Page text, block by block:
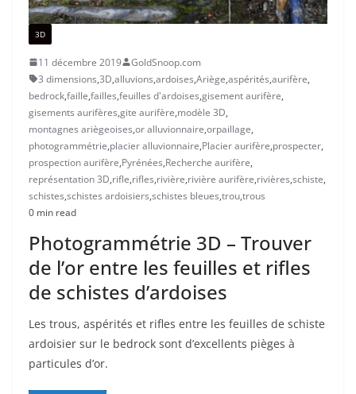
3D
11 décembre 2019
GoldSnoop.com
3 dimensions,3D,alluvions,ardoises,Ariège,aspérités,aurifère,
bedrock,faille,failles,feuilles d'ardoises,gisement aurifère,
gisements aurifères,gite aurifère,modèle 3D,
montagnes ariègeoises,or alluvionnaire,orpaillage,
photogrammétrie,placier alluvionnaire,Placier aurifère,prospecter,
prospection aurifère,Pyrénées,Recherche aurifère,
représentation 3D,rifle,rifles,rivière,rivière aurifère,rivières,schiste,
schistes,schistes ardoisiers,schistes bleues,trou,trous
0 min read
Photogrammétrie 3D – Trouver
de l’or entre les feuilles et rifles
de schistes d’ardoises
Les trous, aspérités et rifles entre les feuilles de schiste
ardoisier sur le bedrock sont d’excellents pièges à
particules d’or.